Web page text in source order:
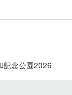
記念公園2026